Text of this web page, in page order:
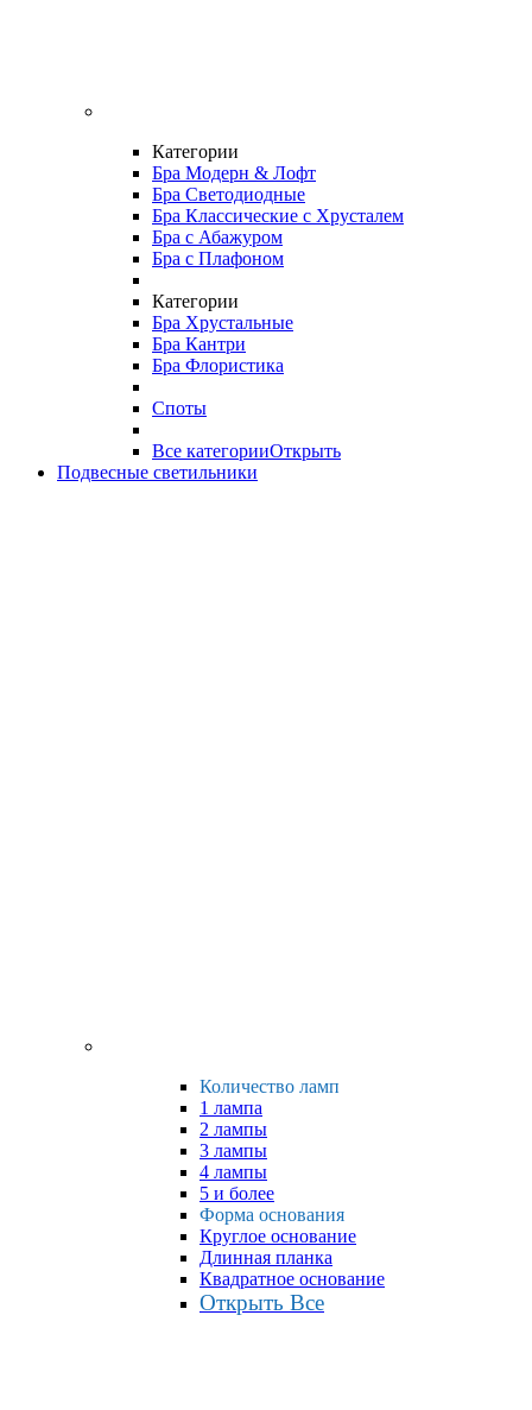
Категории
Бра Модерн & Лофт
Бра Светодиодные
Бра Классические с Хрусталем
Бра с Абажуром
Бра с Плафоном
Категории
Бра Хрустальные
Бра Кантри
Бра Флористика
Споты
Все категорииОткрыть
Подвесные светильники
Количество ламп
1 лампа
2 лампы
3 лампы
4 лампы
5 и более
Форма основания
Круглое основание
Длинная планка
Квадратное основание
Открыть Все